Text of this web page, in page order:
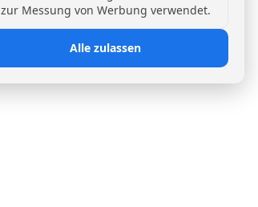
zur Messung von Werbung verwendet.
Alle zulassen